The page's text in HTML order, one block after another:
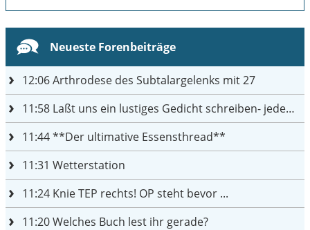
Neueste Forenbeiträge
12:06Arthrodese des Subtalargelenks mit 27
11:58 Laßt uns ein lustiges Gedicht schreiben- jeder einen Satz
11:44**Der ultimative Essensthread**
11:31 Wetterstation
11:24 Knie TEP rechts! OP steht bevor ...
11:20Welches Buch lest ihr gerade?